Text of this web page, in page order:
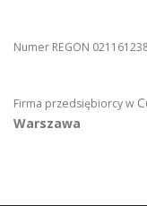
Numer REGON
Firma przedsiębiorcy w
Warszawa